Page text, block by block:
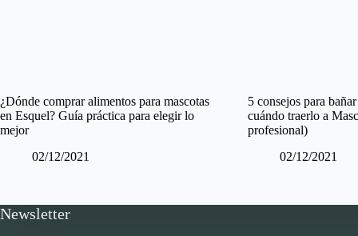
¿Dónde comprar alimentos para mascotas
en Esquel? Guía práctica para elegir lo
mejor
02/12/2021
5 consejos para
cuándo traerlo a
profesional)
02/12/2021
Newsletter